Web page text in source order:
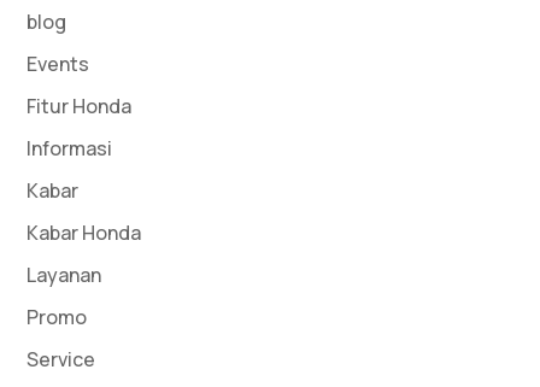
blog
Events
Fitur Honda
Informasi
Kabar
Kabar Honda
Layanan
Promo
Service